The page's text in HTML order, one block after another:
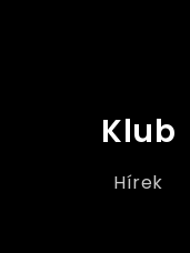
Klub
Hírek